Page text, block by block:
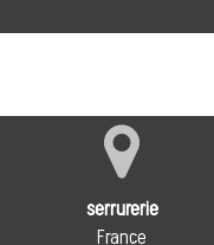
serrurerie
France